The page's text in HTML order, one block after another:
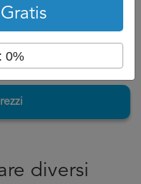
diversi
0%